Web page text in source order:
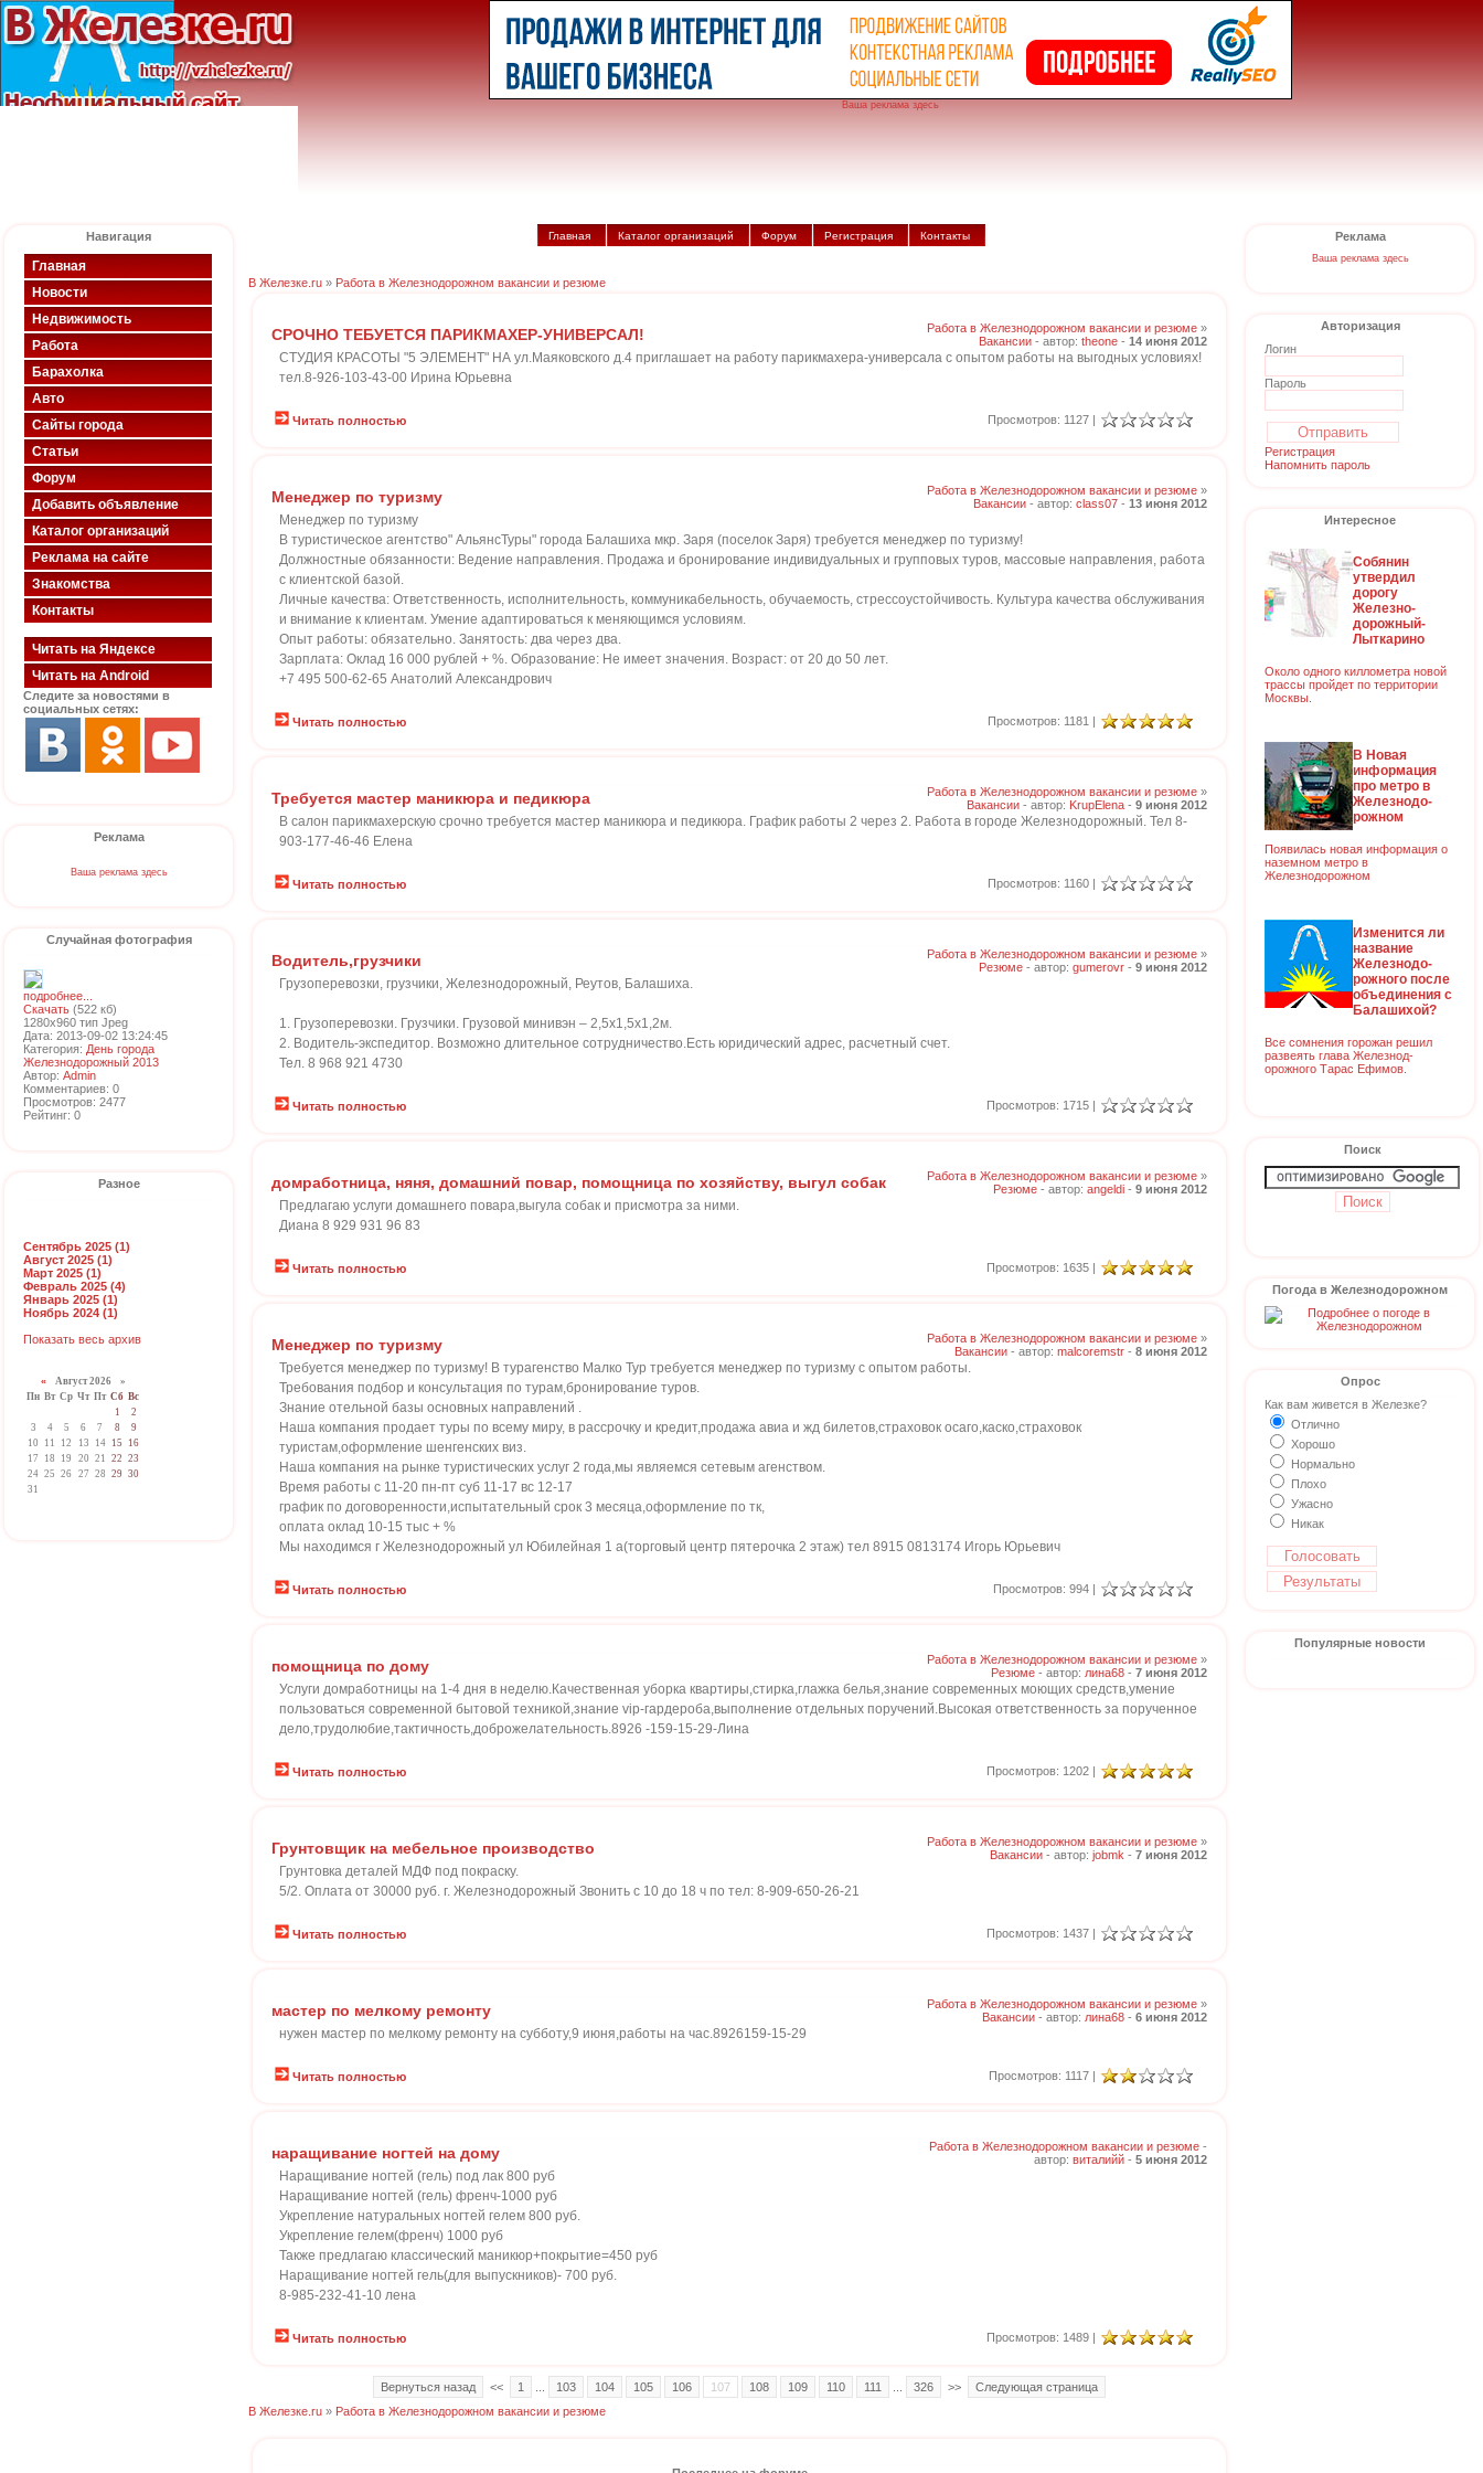
Ваша реклама здесь
Навигация
Главная
Новости
Недвижимость
Работа
Барахолка
Авто
Сайты города
Статьи
Форум
Добавить объявление
Каталог организаций
Реклама на сайте
Знакомства
Контакты
Читать на Яндексе
Читать на Android
Следите за новостями в
социальных сетях:
Реклама
Ваша реклама здесь
Случайная фотография
подробнее...
Скачать (522 кб)
1280x960 тип Jpeg
Дата: 2013-09-02 13:24:45
Категория: День города
Железнодорожный 2013
Автор: Admin
Комментариев: 0
Просмотров: 2477
Рейтинг: 0
Разное
Сентябрь 2025 (1)
Август 2025 (1)
Март 2025 (1)
Февраль 2025 (4)
Январь 2025 (1)
Ноябрь 2024 (1)
Показать весь архив
«Август 2026 »
Пн Вт Ср Чт Пт Сб Вс
1
2
3
4 5 6 7 8
9
10
11 12 13 14 15
16
17
18 19 20 21 22 23
24 25 26 27 28 29 30
31
Главная Каталог организаций Форум Регистрация Контакты
В Железке.ru » Работа в Железнодорожном вакансии и резюме
СРОЧНО ТЕБУЕТСЯ ПАРИКМАХЕР-УНИВЕРСАЛ! Работа в Железнодорожном вакансии и резюме »
Вакансии - автор: theone - 14 июня 2012
СТУДИЯ КРАСОТЫ "5 ЭЛЕМЕНТ" НА ул.Маяковского д.4 приглашает на работу парикмахера-универсала с опытом работы на выгодных условиях!
тел.8-926-103-43-00 Ирина Юрьевна
Читать полностью Просмотров: 1127 |
Менеджер по туризму Работа в Железнодорожном вакансии и резюме »
Вакансии - автор: class07 - 13 июня 2012
Менеджер по туризму
В туристическое агентство" АльянсТуры" города Балашиха мкр. Заря (поселок Заря) требуется менеджер по туризму!
Должностные обязанности: Ведение направления. Продажа и бронирование индивидуальных и групповых туров, массовые направления, работа
с клиентской базой.
Личные качества: Ответственность, исполнительность, коммуникабельность, обучаемость, стреccоустойчивость. Культура качества обслуживания
и внимание к клиентам. Умение адаптироваться к меняющимся условиям.
Опыт работы: обязательно. Занятость: два через два.
Зарплата: Оклад 16 000 рублей + %. Образование: Не имеет значения. Возраст: от 20 до 50 лет.
+7 495 500-62-65 Анатолий Александрович
Читать полностью Просмотров: 1181 |
Требуется мастер маникюра и педикюра Работа в Железнодорожном вакансии и резюме »
Вакансии - автор: KrupElena - 9 июня 2012
В салон парикмахерскую срочно требуется мастер маникюра и педикюра. График работы 2 через 2. Работа в городе Железнодорожный. Тел 8-
903-177-46-46 Елена
Читать полностью Просмотров: 1160 |
Водитель,грузчики Работа в Железнодорожном вакансии и резюме »
Резюме - автор: gumerovr - 9 июня 2012
Грузоперевозки, грузчики, Железнодорожный, Реутов, Балашиха.
1. Грузоперевозки. Грузчики. Грузовой минивэн – 2,5х1,5х1,2м.
2. Водитель-экспедитор. Возможно длительное сотрудничество.Есть юридический адрес, расчетный счет.
Тел. 8 968 921 4730
Читать полностью Просмотров: 1715 |
домработница, няня, домашний повар, помощница по хозяйству, выгул собак Работа в Железнодорожном вакансии и резюме »
Резюме - автор: angeldi - 9 июня 2012
Предлагаю услуги домашнего повара,выгула собак и присмотра за ними.
Диана 8 929 931 96 83
Читать полностью Просмотров: 1635 |
Менеджер по туризму Работа в Железнодорожном вакансии и резюме »
Вакансии - автор: malcoremstr - 8 июня 2012
Требуется менеджер по туризму! В турагенство Малко Тур требуется менеджер по туризму с опытом работы.
Требования подбор и консультация по турам,бронирование туров.
Знание отельной базы основных направлений .
Наша компания продает туры по всему миру, в рассрочку и кредит,продажа авиа и жд билетов,страховок осаго,каско,страховок
туристам,оформление шенгенских виз.
Наша компания на рынке туристических услуг 2 года,мы являемся сетевым агенством.
Время работы с 11-20 пн-пт суб 11-17 вс 12-17
график по договоренности,испытательный срок 3 месяца,оформление по тк,
оплата оклад 10-15 тыс + %
Мы находимся г Железнодорожный ул Юбилейная 1 а(торговый центр пятерочка 2 этаж) тел 8915 0813174 Игорь Юрьевич
Читать полностью Просмотров: 994 |
помощница по дому Работа в Железнодорожном вакансии и резюме »
Резюме - автор: лина68 - 7 июня 2012
Услуги домработницы на 1-4 дня в неделю.Качественная уборка квартиры,стирка,глажка белья,знание современных моющих средств,умение
пользоваться современной бытовой техникой,знание vip-гардероба,выполнение отдельных поручений.Высокая ответственность за порученное
дело,трудолюбие,тактичность,доброжелательность.8926 -159-15-29-Лина
Читать полностью Просмотров: 1202 |
Грунтовщик на мебельное производство Работа в Железнодорожном вакансии и резюме »
Вакансии - автор: jobmk - 7 июня 2012
Грунтовка деталей МДФ под покраску.
5/2. Оплата от 30000 руб. г. Железнодорожный Звонить с 10 до 18 ч по тел: 8-909-650-26-21
Читать полностью Просмотров: 1437 |
мастер по мелкому ремонту Работа в Железнодорожном вакансии и резюме »
Вакансии - автор: лина68 - 6 июня 2012
нужен мастер по мелкому ремонту на субботу,9 июня,работы на час.8926159-15-29
Читать полностью Просмотров: 1117 |
наращивание ногтей на дому Работа в Железнодорожном вакансии и резюме -
автор: виталийй - 5 июня 2012
Наращивание ногтей (гель) под лак 800 руб
Наращивание ногтей (гель) френч-1000 руб
Укрепление натуральных ногтей гелем 800 руб.
Укрепление гелем(френч) 1000 руб
Также предлагаю классический маникюр+покрытие=450 руб
Наращивание ногтей гель(для выпускников)- 700 руб.
8-985-232-41-10 лена
Читать полностью Просмотров: 1489 |
Вернуться назад << 1 103 104 105 106 107 108 109 110 111 326 >>
Следующая страница
В Железке.ru » Работа в Железнодорожном вакансии и резюме
Реклама
Ваша реклама здесь
Авторизация
Логин
Пароль
Регистрация
Напомнить пароль
Интересное
Собянин
утвердил
дорогу
Железно-
дорожный-
Лыткарино
Около одного киллометра новой
трассы пройдет по территории
Москвы.
В Новая
информация
про метро в
Железнодо-
рожном
Появилась новая информация о
наземном метро в
Железнодорожном
Изменится ли
название
Железнодо-
рожного после
объединения с
Балашихой?
Все сомнения горожан решил
развеять глава Железнод-
орожного Тарас Ефимов.
Поиск
Погода в Железнодорожном
Опрос
Как вам живется в Железке?
Отлично
Хорошо
Нормально
Плохо
Ужасно
Никак
Популярные новости